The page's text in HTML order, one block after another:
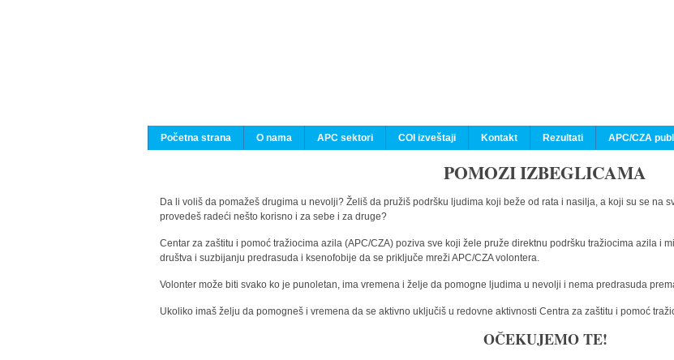
Početna strana
O nama APC sektori COI izveštaji Kontakt Rezultati APC/CZA
POMOZI IZBEGLICAMA
Da li voliš da pomažeš drugima u nevolji? Želiš da pružiš podršku ljudima koji beže od rata i nasilja, a koji su se na
provedeš radeći nešto korisno i za sebe i za druge?
Centar za zaštitu i pomoć tražiocima azila (APC/CZA) poziva sve koji žele pruže direktnu podršku tražiocima azila i
društva i suzbijanju predrasuda i ksenofobije da se priključe mreži APC/CZA volontera.
Volonter može biti svako ko je punoletan, ima vremena i želje da pomogne ljudima u nevolji i nema predrasuda
Ukoliko imaš želju da pomogneš i vremena da se aktivno uključiš u redovne aktivnosti Centra za zaštitu i pomoć
OČEKUJEMO TE!